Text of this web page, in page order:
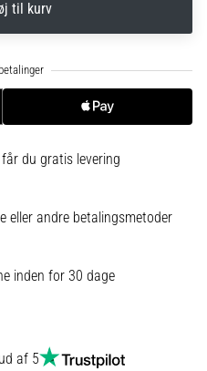
til kurv
får du gratis levering
eller andre betalingsmetoder
inden for 30 dage
af 5